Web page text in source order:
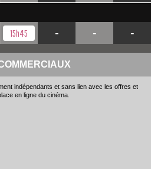
15h45 - - -
indépendants et sans lien avec les offres et
en ligne du cinéma.